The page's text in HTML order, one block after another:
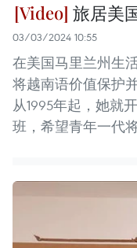
旅居美
03/03/2024 10:55
在美国马里兰州生
将越南语价值保护
从1995年起，她就
班，希望青年一代